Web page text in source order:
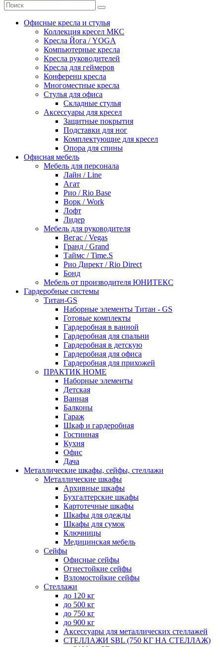
Офисные кресла и стулья
Коллекция кресел МКС
Кресла Йога / YOGA
Компьютерные кресла
Кресла руководителей
Кресла для геймеров
Конференц кресла
Многоместные кресла
Стулья для офиса
Складные стулья
Аксессуары для кресел
Защитные покрытия
Подставки для ног
Комплектующие для кресел
Опора для спины
Офисная мебель
Мебель для персонала
Лайн / Line
Агат
Рио / Rio Base
Ворк / Work
Лофт
Лидер
Мебель для руководителя
Вегас / Vegas
Гранд / Grand
Таймс / Time.S
Рио Директ / Rio Direct
Бонд
Мебель от производителя ЮНИТЕКС
Гардеробные системы
Титан-GS
Наборные элементы Титан - GS
Готовые комплекты
Гардеробная в ванной
Гардеробная для спальни
Гардеробная в детскую
Гардеробная для офиса
Гардеробная для прихожей
ПРАКТИК HOME
Наборные элементы
Детская
Ванная
Балконы
Гараж
Шкаф и гардеробная
Гостинная
Кухня
Офис
Дача
Металлические шкафы, сейфы, стеллажи
Металлические шкафы
Архивные шкафы
Бухгалтерские шкафы
Картотечные шкафы
Шкафы для одежды
Шкафы для сумок
Ключницы
Медицинская мебель
Сейфы
Офисные сейфы
Огнестойкие сейфы
Взломостойкие сейфы
Стеллажи
до 120 кг
до 500 кг
до 750 кг
до 900 кг
Аксессуары для металлических стеллажей
СТЕЛЛАЖИ SBL (750 КГ НА СТЕЛЛАЖ)